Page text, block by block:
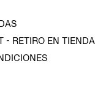
- RETIRO EN TIENDA